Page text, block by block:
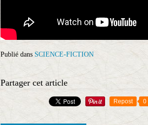
Publié dans SCIENCE-FICTION
Partager cet article
Repost 0